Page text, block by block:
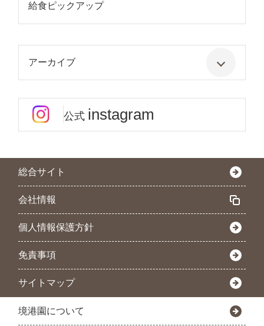
給食ピックアップ
アーカイブ
公式 instagram
総合サイト
会社情報
個人情報保護方針
免責事項
サイトマップ
境港園について